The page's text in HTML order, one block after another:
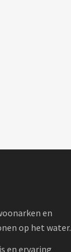
en
op het water.
en ervaring